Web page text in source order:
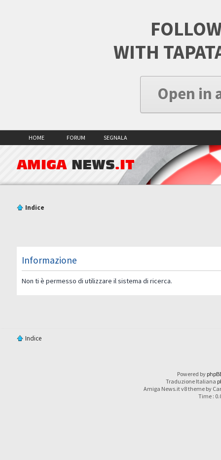
WITH
Open in
HOME FORUM SEGNALA
AMIGA NEWS.IT
Indice
Informazione
Non ti è permesso di utilizzare il sistema di ricerca.
Indice
Powered by
Traduzione Italiana
Amiga News.it v8 theme by
Time :